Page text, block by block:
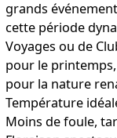
grands
cette période
Voyages ou de
pour le
pour la nature
Température
Moins de foule,